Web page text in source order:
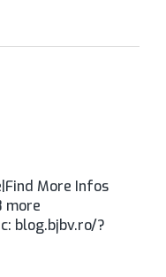
More Infos
more
blog.bjbv.ro/?